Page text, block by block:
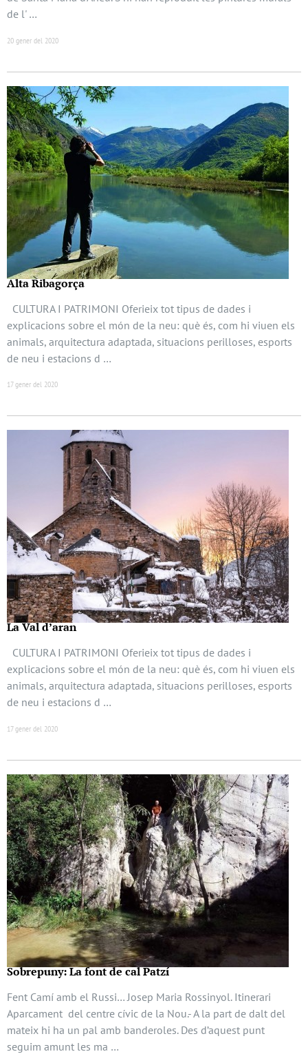
de l' …
20 gener del 2020
Alta Ribagorça
CULTURA I PATRIMONI Oferieix tot tipus de dades i
explicacions sobre el món de la neu: què és, com hi viuen els
animals, arquitectura adaptada, situacions perilloses, esports
de neu i estacions d …
17 gener del 2020
La Val d’aran
CULTURA I PATRIMONI Oferieix tot tipus de dades i
explicacions sobre el món de la neu: què és, com hi viuen els
animals, arquitectura adaptada, situacions perilloses, esports
de neu i estacions d …
17 gener del 2020
Sobrepuny: La font de cal Patzí
Fent Camí amb el Russi… Josep Maria Rossinyol. Itinerari
Aparcament del centre cívic de la Nou.- A la part de dalt del
mateix hi ha un pal amb banderoles. Des d’aquest punt
seguim amunt les ma …